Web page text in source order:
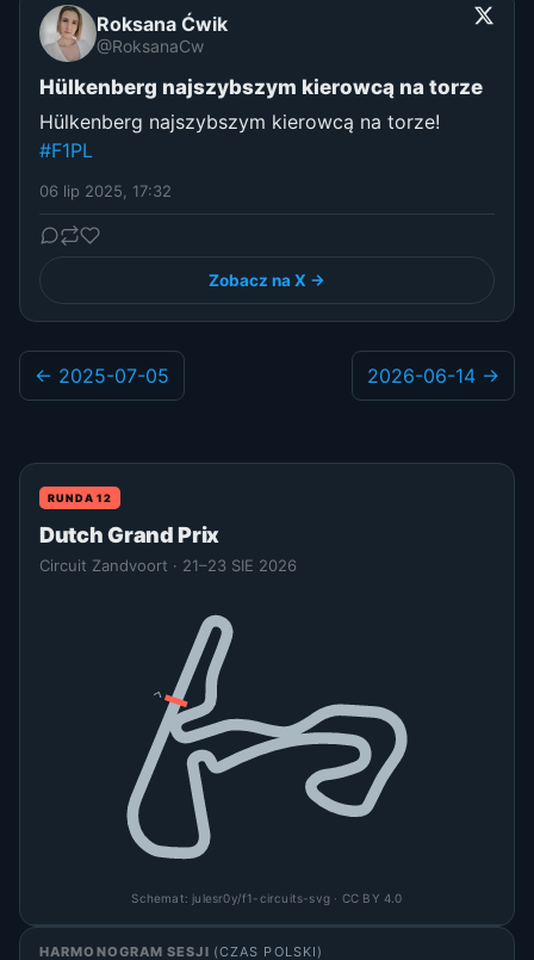
Roksana Ćwik
@RoksanaCw
Hülkenberg najszybszym kierowcą na torze
Hülkenberg najszybszym kierowcą na torze!
#F1PL
06 lip 2025, 17:32
Zobacz na X →
← 2025-07-05 2026-06-14 →
RUNDA 12
Dutch Grand Prix
Circuit Zandvoort · 21–23 SIE 2026
Schemat: julesr0y/f1-circuits-svg · CC BY 4.0
HARMONOGRAM SESJI (CZAS POLSKI)